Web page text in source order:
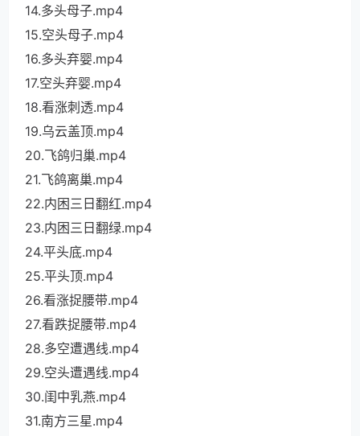
14.多头母子.mp4
15.空头母子.mp4
16.多头弃婴.mp4
17.空头弃婴.mp4
18.看涨刺透.mp4
19.乌云盖顶.mp4
20.飞鸽归巢.mp4
21.飞鸽离巢.mp4
22.内困三日翻红.mp4
23.内困三日翻绿.mp4
24.平头底.mp4
25.平头顶.mp4
26.看涨捉腰带.mp4
27.看跌捉腰带.mp4
28.多空遭遇线.mp4
29.空头遭遇线.mp4
30.闺中乳燕.mp4
31.南方三星.mp4